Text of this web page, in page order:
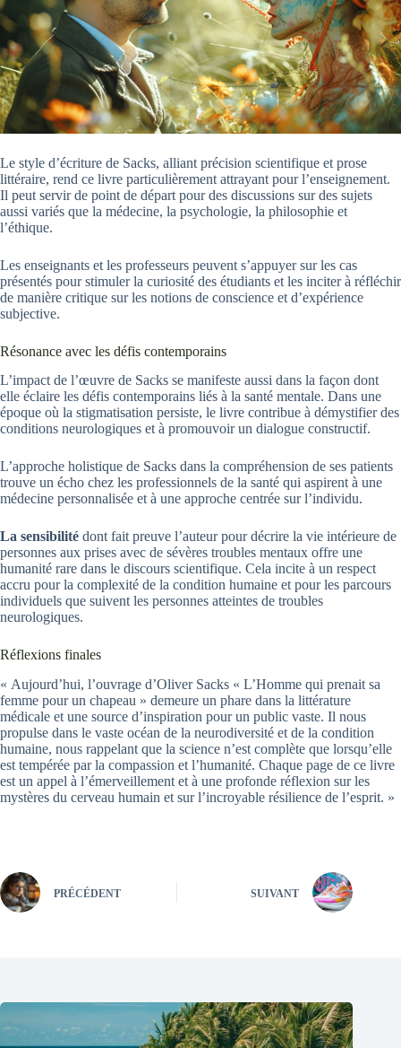
Le style d’écriture de Sacks, alliant précision scientifique et prose
littéraire, rend ce livre particulièrement attrayant pour l’enseignement.
Il peut servir de point de départ pour des discussions sur des sujets
aussi variés que la médecine, la psychologie, la philosophie et
l’éthique.
Les enseignants et les professeurs peuvent s’appuyer sur les cas
présentés pour stimuler la curiosité des étudiants et les inciter à réfléchir
de manière critique sur les notions de conscience et d’expérience
subjective.
Résonance avec les défis contemporains
L’impact de l’œuvre de Sacks se manifeste aussi dans la façon dont
elle éclaire les défis contemporains liés à la santé mentale. Dans une
époque où la stigmatisation persiste, le livre contribue à démystifier des
conditions neurologiques et à promouvoir un dialogue constructif.
L’approche holistique de Sacks dans la compréhension de ses patients
trouve un écho chez les professionnels de la santé qui aspirent à une
médecine personnalisée et à une approche centrée sur l’individu.
La sensibilité dont fait preuve l’auteur pour décrire la vie intérieure de
personnes aux prises avec de sévères troubles mentaux offre une
humanité rare dans le discours scientifique. Cela incite à un respect
accru pour la complexité de la condition humaine et pour les parcours
individuels que suivent les personnes atteintes de troubles
neurologiques.
Réflexions finales
« Aujourd’hui, l’ouvrage d’Oliver Sacks « L’Homme qui prenait sa
femme pour un chapeau » demeure un phare dans la littérature
médicale et une source d’inspiration pour un public vaste. Il nous
propulse dans le vaste océan de la neurodiversité et de la condition
humaine, nous rappelant que la science n’est complète que lorsqu’elle
est tempérée par la compassion et l’humanité. Chaque page de ce livre
est un appel à l’émerveillement et à une profonde réflexion sur les
mystères du cerveau humain et sur l’incroyable résilience de l’esprit. »
PRÉCÉDENT SUIVANT